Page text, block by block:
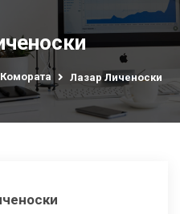
Лазар Личеноски